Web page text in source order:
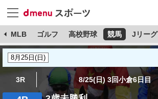
MLB ゴルフ 高校野球 競馬 Jリーグ
3R 8/25(日) 3回小倉6日目